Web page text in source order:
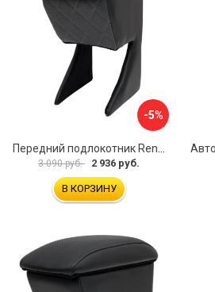
-5%
3 090 руб. 2 936 руб.
В КОРЗИНУ